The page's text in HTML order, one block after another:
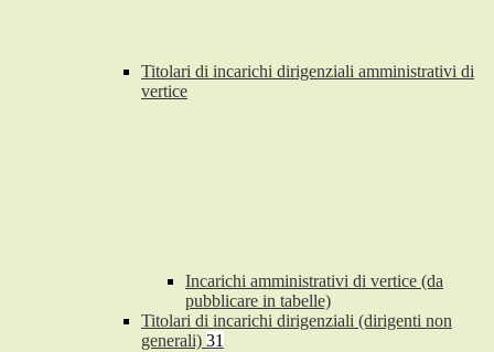
Titolari di incarichi dirigenziali amministrativi di
vertice
Incarichi amministrativi di vertice (da
pubblicare in tabelle)
Titolari di incarichi dirigenziali (dirigenti non
generali) 31